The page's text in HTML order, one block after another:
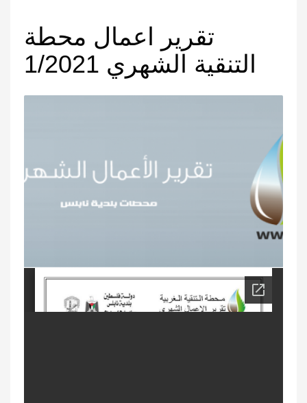
تقرير اعمال محطة
التنقية الشهري 1/2021